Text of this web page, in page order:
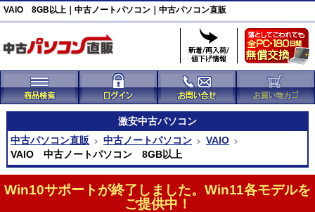
VAIO 8GB以上｜中古ノートパソコン｜中古パソコン直販
激安中古パソコン
中古パソコン直販
中古ノートパソコン
VAIO
VAIO 中古ノートパソコン 8GB以上
Win10サポートが終了しました。Win11各モデルを
ご提供中！